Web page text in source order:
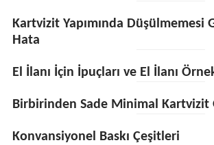
Kartvizit Yapımında Düşülmemesi
Hata
El İlanı İçin İpuçları ve El İlanı
Birbirinden Sade Minimal Kartvizit
Konvansiyonel Baskı Çeşitleri